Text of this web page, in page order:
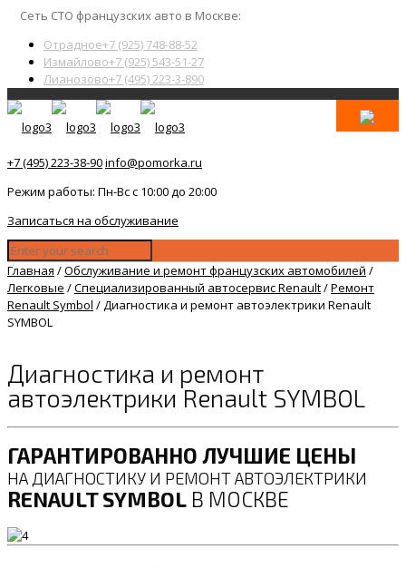
Сеть СТО французских авто в Москве:
Отрадное+7 (925) 748-88-52
Измайлово+7 (925) 543-51-27
Лианозово+7 (495) 223-3-890
+7 (495) 223-38-90info@pomorka.ru
Режим работы: Пн-Вс с 10:00 до 20:00
Записаться на обслуживание
Главная /Обслуживание и ремонт французских автомобилей /
Легковые /Специализированный автосервис Renault/Ремонт
Renault Symbol /Диагностика и ремонт автоэлектрики Renault
SYMBOL
Диагностика и ремонт
автоэлектрики Renault SYMBOL
ГАРАНТИРОВАННО ЛУЧШИЕ ЦЕНЫ
НА ДИАГНОСТИКУ И РЕМОНТ АВТОЭЛЕКТРИКИ
RENAULT SYMBOL В МОСКВЕ